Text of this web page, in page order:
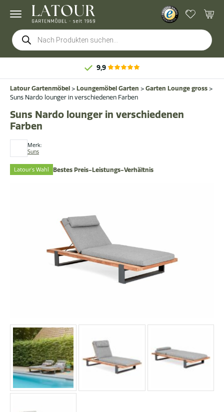
Products
search
9,9
Latour Gartenmöbel > Loungemöbel Garten > Garten Lounge gross >
Suns Nardo lounger in verschiedenen Farben
Merk:
Suns
Suns Nardo lounger in verschiedenen
Farben
Latour's Wahl Bestes Preis-Leistungs-Verhältnis